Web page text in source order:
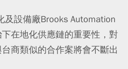
設備廠Brooks Automation
在地化供應鏈的重要性，對
商類似的合作案將會不斷出